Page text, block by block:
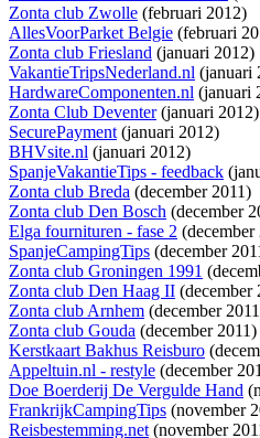
Zonta club Zwolle (februari 2012)
AllesVoorParket Belgie (februari
Zonta club Friesland (januari 2012)
VakantieTripsNederland.nl (januari
HardwareComponenten.nl (januari
Zonta Club Deventer(januari 2012)
SecurePayment(januari 2012)
BHVsite.nl (januari 2012)
SpanjeVakantieTips - feedback
Zonta club Breda (december 2011)
Zonta club Den Bosch (december
Elga fournituren - fase 2 (december
SpanjeCampingTips (december
Zonta club Groningen 1991
Zonta club Den Haag II (december
Zonta club Arnhem (december
Zonta club Gouda (december 2011)
Kerstkaart Bakhus Reisburo
Appeltuin.nl - restyle (december
Doe Boerderij De Vergulde Hand
FrankrijkCampingTips (november
Reisbestemming.net(november